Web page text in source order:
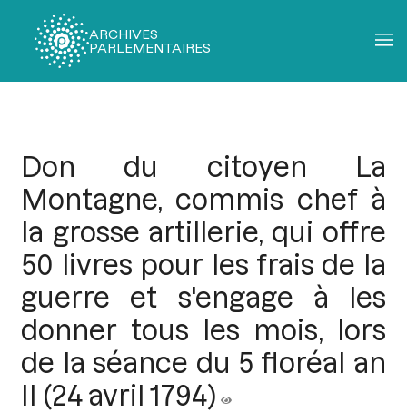
ARCHIVES
PARLEMENTAIRES
Don du citoyen La
Montagne, commis chef à
la grosse artillerie, qui offre
50 livres pour les frais de la
guerre et s'engage à les
donner tous les mois, lors
de la séance du 5 floréal an
II (24 avril 1794)